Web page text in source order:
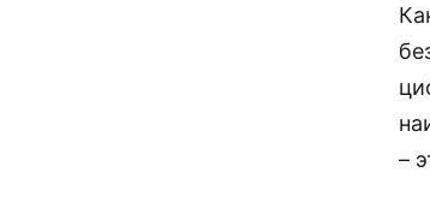
–